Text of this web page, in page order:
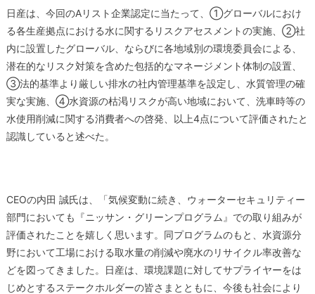
日産は、今回のAリスト企業認定に当たって、①グローバルにおけ
る各生産拠点における水に関するリスクアセスメントの実施、②社
内に設置したグローバル、ならびに各地域別の環境委員会による、
潜在的なリスク対策を含めた包括的なマネージメント体制の設置、
③法的基準より厳しい排水の社内管理基準を設定し、水質管理の確
実な実施、④水資源の枯渇リスクが高い地域において、洗車時等の
水使用削減に関する消費者への啓発、以上4点について評価されたと
認識していると述べた。
CEOの内田 誠氏は、「気候変動に続き、ウォーターセキュリティー
部門においても『ニッサン・グリーンプログラム』での取り組みが
評価されたことを嬉しく思います。同プログラムのもと、水資源分
野において工場における取水量の削減や廃水のリサイクル率改善な
どを図ってきました。日産は、環境課題に対してサプライヤーをは
じめとするステークホルダーの皆さまとともに、今後も社会により